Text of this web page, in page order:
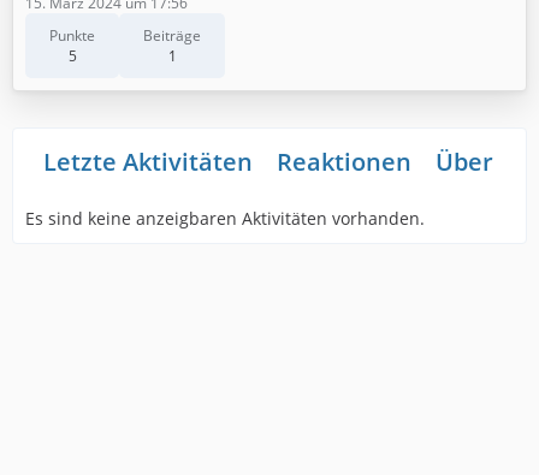
Punkte
5
Beiträge
1
Letzte Aktivitäten Reaktionen Über
Es sind keine anzeigbaren Aktivitäten vorhanden.